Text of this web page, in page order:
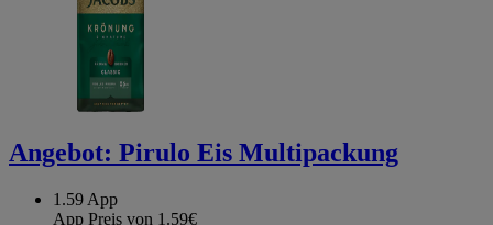
Angebot: Pirulo Eis Multipackung
1.59 App
App Preis von 1.59€